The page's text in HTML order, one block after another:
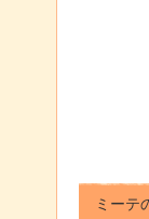
ミーテ